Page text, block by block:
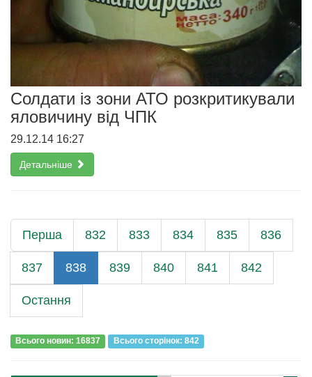
Солдати із зони АТО розкритикували
яловичину від ЧПК
29.12.14 16:27
Детальніше
Перша 832 833 834 835 836
837 838 839 840 841 842
Остання
Всього новин: 16837 Всього сторiнок: 842